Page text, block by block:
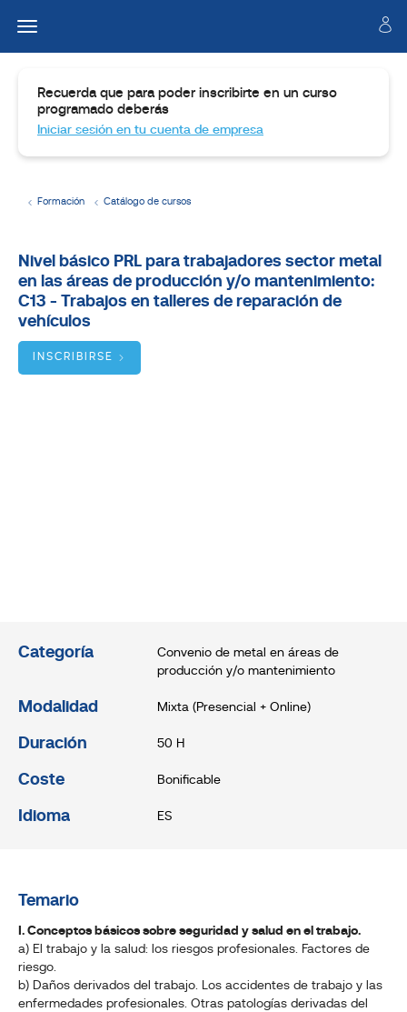
Formación Catálogo de cursos
Dirigido
a
Objetivos
Recuerda que para poder inscribirte en un curso
programado deberás
Iniciar sesión en tu cuenta de empresa
Nivel básico PRL para trabajadores sector metal
en las áreas de producción y/o mantenimiento:
C13 - Trabajos en talleres de reparación de
vehículos
INSCRIBIRSE
Categoría
Convenio de metal en áreas de
producción y/o mantenimiento
Modalidad Mixta (Presencial + Online)
Duración 50 H
Coste Bonificable
Idioma ES
Temario
I. Conceptos básicos sobre seguridad y salud en el trabajo.
a) El trabajo y la salud: los riesgos profesionales. Factores de
riesgo.
b) Daños derivados del trabajo. Los accidentes de trabajo y las
enfermedades profesionales. Otras patologías derivadas del